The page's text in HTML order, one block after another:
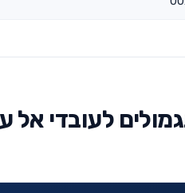
לעובדי אל